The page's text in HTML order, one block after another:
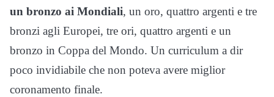
un bronzo ai Mondiali, un oro, quattro argenti e tre
bronzi agli Europei, tre ori, quattro argenti e un
bronzo in Coppa del Mondo. Un curriculum a dir
poco invidiabile che non poteva avere miglior
coronamento finale.